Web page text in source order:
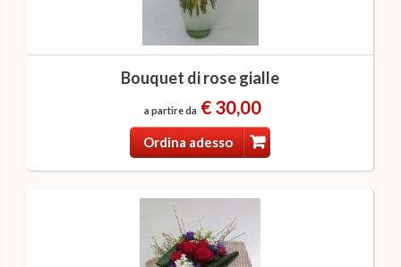
Bouquet di rose gialle
a partire da € 30,00
Ordina adesso